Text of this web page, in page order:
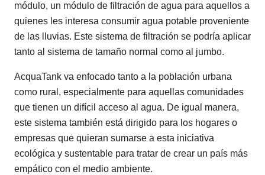
módulo, un módulo de filtración de agua para aquellos a
quienes les interesa consumir agua potable proveniente
de las lluvias. Este sistema de filtración se podría aplicar
tanto al sistema de tamaño normal como al jumbo.
AcquaTank va enfocado tanto a la población urbana
como rural, especialmente para aquellas comunidades
que tienen un difícil acceso al agua. De igual manera,
este sistema también está dirigido para los hogares o
empresas que quieran sumarse a esta iniciativa
ecológica y sustentable para tratar de crear un país más
empático con el medio ambiente.